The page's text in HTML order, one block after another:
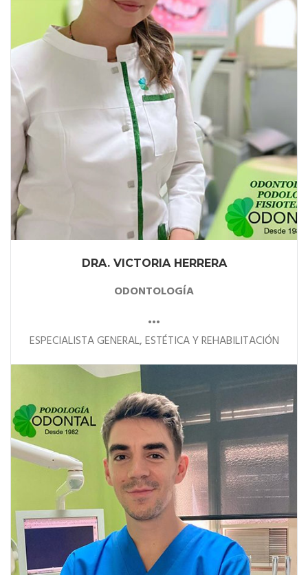
DRA. VICTORIA HERRERA
ODONTOLOGÍA
•••
ESPECIALISTA GENERAL, ESTÉTICA Y REHABILITACIÓN